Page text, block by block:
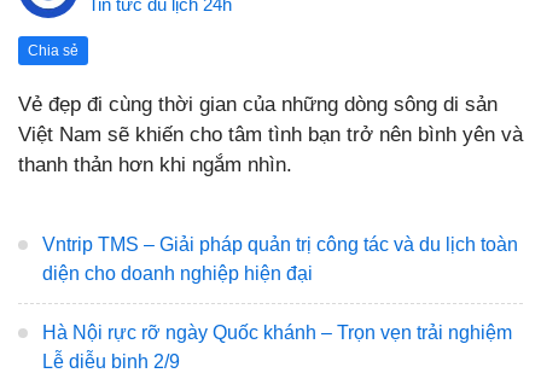
Chia sẻ
Vẻ đẹp đi cùng thời gian của những dòng sông di sản
Việt Nam sẽ khiến cho tâm tình bạn trở nên bình yên và
thanh thản hơn khi ngắm nhìn.
Vntrip TMS – Giải pháp quản trị công tác và du lịch toàn
diện cho doanh nghiệp hiện đại
Hà Nội rực rỡ ngày Quốc khánh – Trọn vẹn trải nghiệm
Lễ diễu binh 2/9